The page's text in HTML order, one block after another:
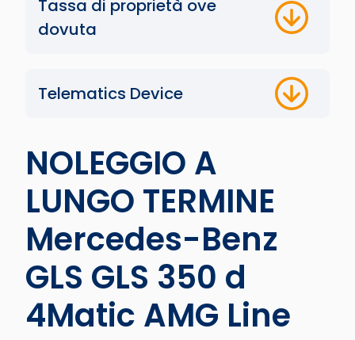
Tassa di proprietà ove
dovuta
Telematics Device
NOLEGGIO A
LUNGO TERMINE
Mercedes-Benz
GLS GLS 350 d
4Matic AMG Line